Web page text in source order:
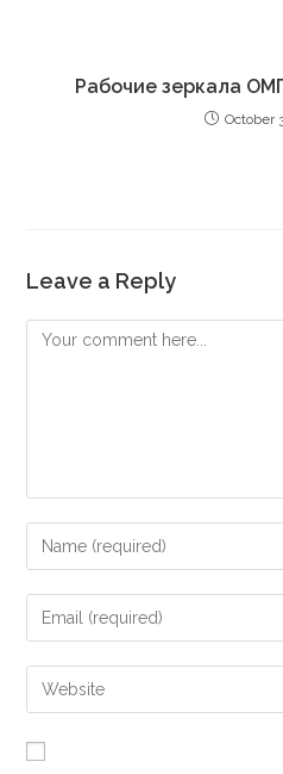
Рабочие зеркала
October
Leave a Reply